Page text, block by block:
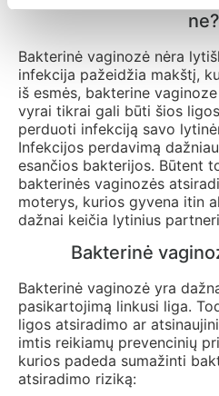
ne?
Bakterinė vaginozė nėra
infekcija pažeidžia makštį,
iš esmės, bakterine
vyrai tikrai gali būti šios
perduoti infekciją savo
Infekcijos perdavimą
esančios bakterijos. Būtent
bakterinės vaginozės
moterys, kurios gyvena itin
dažnai keičia lytinius
Bakterinė
Bakterinė vaginozė yra
pasikartojimą linkusi liga.
ligos atsiradimo ar
imtis reikiamų prevencinių
kurios padeda sumažinti
atsiradimo riziką: